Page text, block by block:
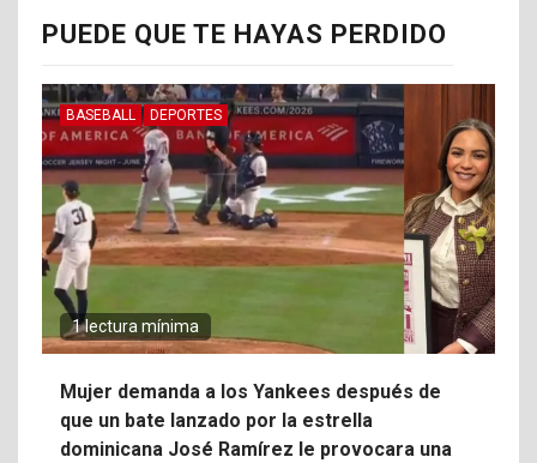
PUEDE QUE TE HAYAS PERDIDO
BASEBALL DEPORTES
1 lectura mínima
Mujer demanda a los Yankees después de
que un bate lanzado por la estrella
dominicana José Ramírez le provocara una